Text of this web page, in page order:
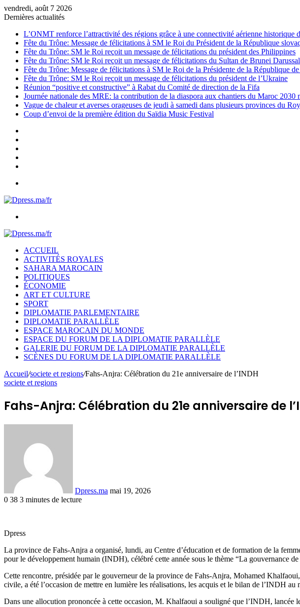
vendredi, août 7 2026
Dernières actualités
L’ONMT renforce l’attractivité des régions grâce à une connectivité aérienne historique
Fête du Trône: Message de félicitations à SM le Roi du Président de la République
Fête du Trône: SM le Roi reçoit un message de félicitations du président des Philippines
Fête du Trône: SM le Roi reçoit un message de félicitations du Sultan de Brunei
Fête du Trône: Message de félicitations à SM le Roi de la Présidente de la République
Fête du Trône: SM le Roi reçoit un message de félicitations du président de l’Ukraine
Réunion “positive et constructive” à Rabat du Comité de direction de la Fifa
Journée nationale des MRE: la contribution de la diaspora aux chantiers du Maroc 2030
Vague de chaleur et averses orageuses de jeudi à samedi dans plusieurs provinces du
Coup d’envoi de la première édition du Saïdia Music Festival
ACCUEIL
ACTIVITÉS ROYALES
SAHARA MAROCAIN
POLITIQUES
ÉCONOMIE
ART ET CULTURE
SPORT
DIPLOMATIE PARLEMENTAIRE
DIPLOMATIE PARALLÈLE
ESPACE MAROCAIN DU MONDE
ESPACE DU FORUM DE LA DIPLOMATIE PARALLÈLE
GALERIE DU FORUM DE LA DIPLOMATIE PARALLÈLE
SCÈNES DU FORUM DE LA DIPLOMATIE PARALLÈLE
Accueil/societe et regions/Fahs-Anjra: Célébration du 21e anniversaire de l’INDH
societe et regions
Fahs-Anjra: Célébration du 21e anniversaire de
Dpress.ma mai 19, 2026
0 38 3 minutes de lecture
Dpress
La province de Fahs-Anjra a organisé, lundi, au Centre d’éducation et de formation de la
pour le développement humain (INDH), célébré cette année sous le thème “La gouvernance
Cette rencontre, présidée par le gouverneur de la province de Fahs-Anjra, Mohamed
civile, a été l’occasion de mettre en lumière les réalisations, les acquis et le bilan de l’INDH au
Dans une allocution prononcée à cette occasion, M. Khalfaoui a souligné que l’INDH,